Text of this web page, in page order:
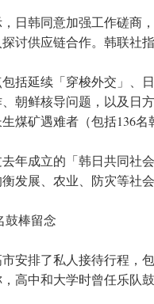
日韩同意加强工作磋商
讨供应链合作。韩联社
括延续「穿梭外交」、
朝鲜核导问题，以及日
煤矿遇难者（包括136
年成立的「韩日共同社
发展、农业、防灾等社会
鼓棒留念
安排了私人接待行程，
高中和大学时曾任乐队鼓